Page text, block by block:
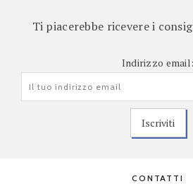
Ti piacerebbe ricevere i
Indirizzo email:
CONTATTI